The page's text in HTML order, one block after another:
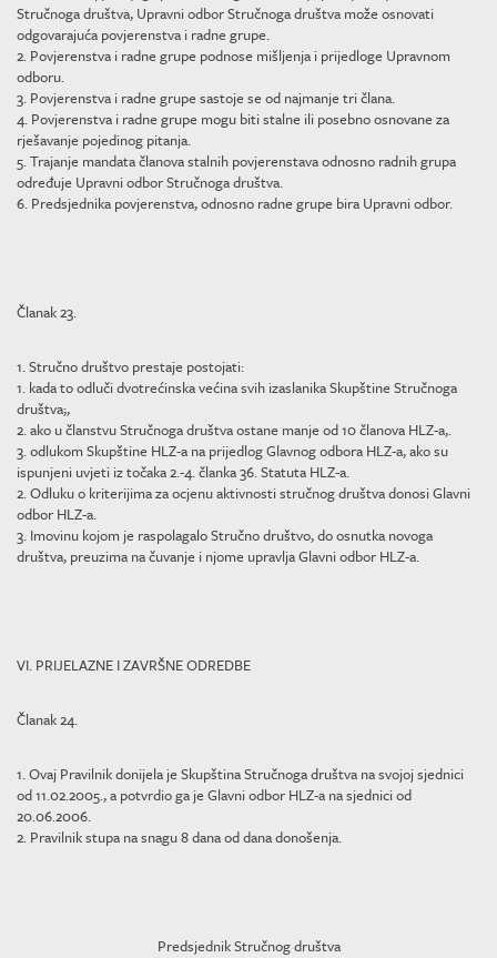
Stručnoga društva, Upravni odbor Stručnoga društva može osnovati
odgovarajuća povjerenstva i radne grupe.
2. Povjerenstva i radne grupe podnose mišljenja i prijedloge Upravnom
odboru.
3. Povjerenstva i radne grupe sastoje se od najmanje tri člana.
4. Povjerenstva i radne grupe mogu biti stalne ili posebno osnovane za
rješavanje pojedinog pitanja.
5. Trajanje mandata članova stalnih povjerenstava odnosno radnih grupa
određuje Upravni odbor Stručnoga društva.
6. Predsjednika povjerenstva, odnosno radne grupe bira Upravni odbor.
Članak 23.
1. Stručno društvo prestaje postojati:
1. kada to odluči dvotrećinska većina svih izaslanika Skupštine Stručnoga
društva;,
2. ako u članstvu Stručnoga društva ostane manje od 10 članova HLZ-a,.
3. odlukom Skupštine HLZ-a na prijedlog Glavnog odbora HLZ-a, ako su
ispunjeni uvjeti iz točaka 2.-4. članka 36. Statuta HLZ-a.
2. Odluku o kriterijima za ocjenu aktivnosti stručnog društva donosi Glavni
odbor HLZ-a.
3. Imovinu kojom je raspolagalo Stručno društvo, do osnutka novoga
društva, preuzima na čuvanje i njome upravlja Glavni odbor HLZ-a.
VI. PRIJELAZNE I ZAVRŠNE ODREDBE
Članak 24.
1. Ovaj Pravilnik donijela je Skupština Stručnoga društva na svojoj sjednici
od 11.02.2005., a potvrdio ga je Glavni odbor HLZ-a na sjednici od
20.06.2006.
2. Pravilnik stupa na snagu 8 dana od dana donošenja.
Predsjednik Stručnog društva